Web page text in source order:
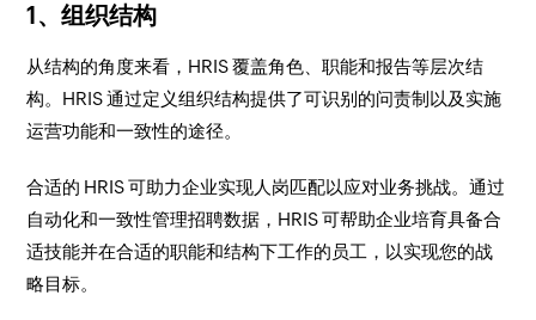
1、组织结构
从结构的角度来看，HRIS 覆盖角色、职能和报告等层次结
构。HRIS 通过定义组织结构提供了可识别的问责制以及实施
运营功能和一致性的途径。
合适的 HRIS 可助力企业实现人岗匹配以应对业务挑战。通过
自动化和一致性管理招聘数据，HRIS 可帮助企业培育具备合
适技能并在合适的职能和结构下工作的员工，以实现您的战
略目标。